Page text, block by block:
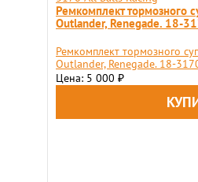
Ремкомплект тормозного
Outlander, Renegade. 18-
Ремкомплект тормозного
Outlander, Renegade. 18-
Цена: 5 000 ₽